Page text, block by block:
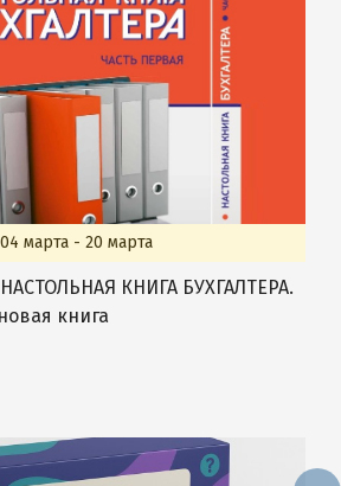
04 марта - 20 марта
КНИГА БУХГАЛТЕРА.
книга